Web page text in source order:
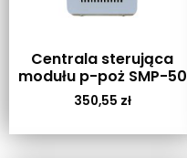
Centrala sterująca
modułu p-poż SMP-50
350,55 zł